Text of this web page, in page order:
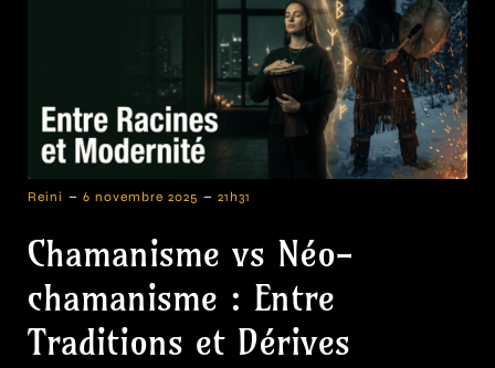
Reini - 6 novembre 2025 - 21h31
Chamanisme vs Néo-
chamanisme : Entre
Traditions et Dérives